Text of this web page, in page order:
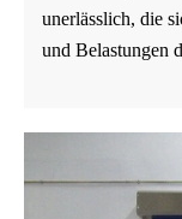
unerlässlich, die
und Belastungen
Schnelllauftore
Lagerhallen,